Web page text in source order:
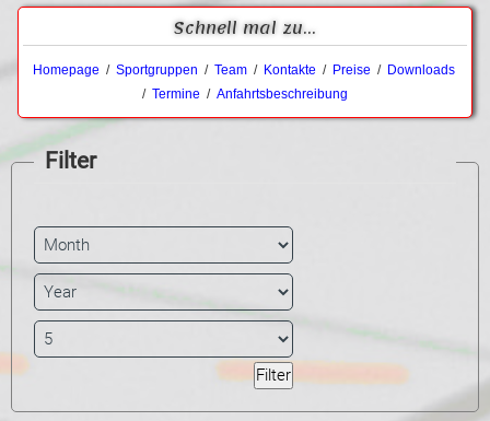
Schnell mal zu...
Homepage / Sportgruppen / Team/ Kontakte / Preise / Downloads
/ Termine / Anfahrtsbeschreibung
Filter